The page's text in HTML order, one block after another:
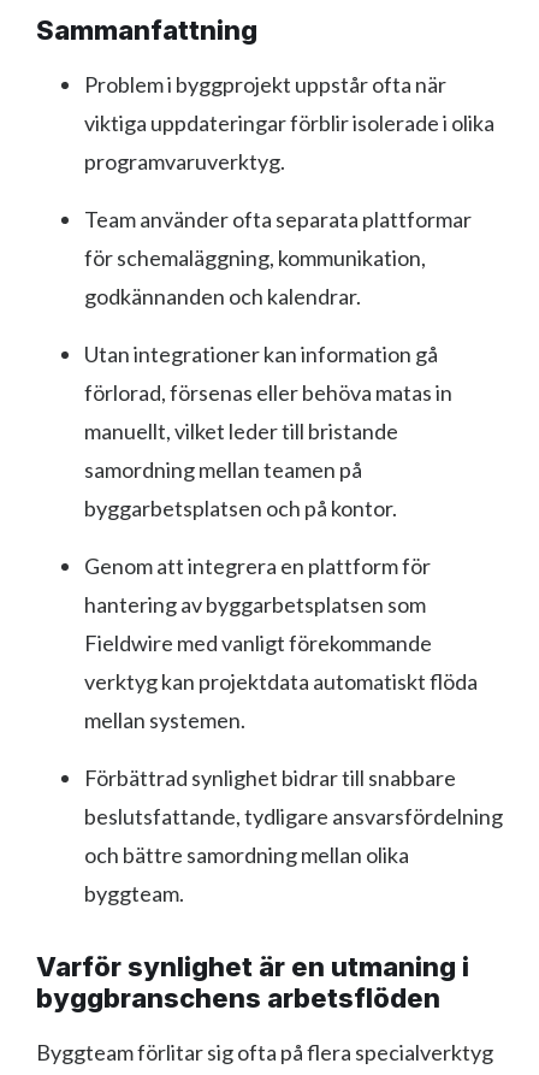
Sammanfattning
Problem i byggprojekt uppstår ofta när
viktiga uppdateringar förblir isolerade i olika
programvaruverktyg.
Team använder ofta separata plattformar
för schemaläggning, kommunikation,
godkännanden och kalendrar.
Utan integrationer kan information gå
förlorad, försenas eller behöva matas in
manuellt, vilket leder till bristande
samordning mellan teamen på
byggarbetsplatsen och på kontor.
Genom att integrera en plattform för
hantering av byggarbetsplatsen som
Fieldwire med vanligt förekommande
verktyg kan projektdata automatiskt flöda
mellan systemen.
Förbättrad synlighet bidrar till snabbare
beslutsfattande, tydligare ansvarsfördelning
och bättre samordning mellan olika
byggteam.
Varför synlighet är en utmaning i
byggbranschens arbetsflöden
Byggteam förlitar sig ofta på flera specialverktyg